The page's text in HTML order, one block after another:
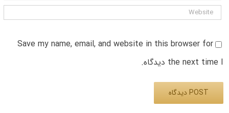
Save my name, email, and website in this browser for
the next time I دیدگاه.